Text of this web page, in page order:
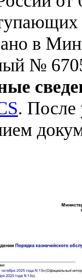
в
№
. После